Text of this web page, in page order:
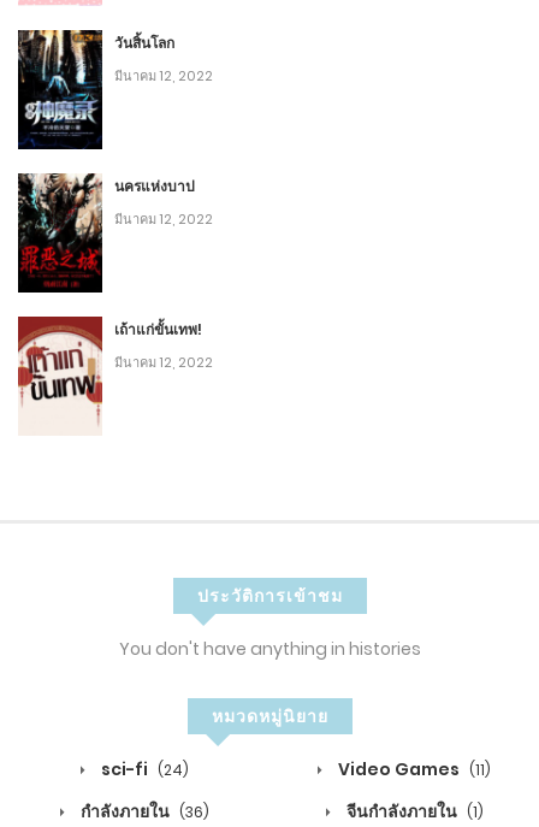
3
บทที่ 153: โบราณวัตถุที่ยิ่งใหญ่ที่สุดในยุคนี้ (6)-2
พฤศจิกายน 12, 2020
3
บทที่ 152: โบราณวัตถุที่ยิ่งใหญ่ที่สุดในยุคนี้ (5)-2
6
3
บทที่ 152: โบราณวัตถุที่ยิ่งใหญ่ที่สุดในยุคนี้ (5)-2
บทที่ 152: โบราณวัตถุที่ยิ่งใหญ่ที่สุดในยุคนี้ (5)-1
พฤศจิกายน 12, 2020
บทที่ 151: โบราณวัตถุที่ยิ่งใหญ่ที่สุดในยุคนี้ (4)-2
วันสิ้นโลก
มีนาคม 12, 2022
นครแห่งบาป
มีนาคม 12, 2022
เถ้าแก่ขั้นเทพ!
มีนาคม 12, 2022
ประวัติการเข้าชม
You don't have anything in histories
หมวดหมู่นิยาย
sci-fi (24) Video Games (11)
กำลังภายใน (36) จีนกำลังภายใน (1)